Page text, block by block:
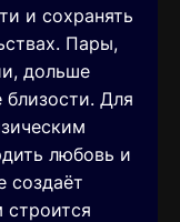
и сохранять
Пары,
дольше
Для
любовь и
создаёт
строится